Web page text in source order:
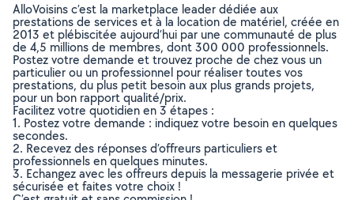
AlloVoisins c’est la marketplace leader dédiée aux
prestations de services et à la location de matériel, créée en
2013 et plébiscitée aujourd’hui par une communauté de plus
de 4,5 millions de membres, dont 300 000 professionnels.
Postez votre demande et trouvez proche de chez vous un
particulier ou un professionnel pour réaliser toutes vos
prestations, du plus petit besoin aux plus grands projets,
pour un bon rapport qualité/prix.
Facilitez votre quotidien en 3 étapes :
1. Postez votre demande : indiquez votre besoin en quelques
secondes.
2. Recevez des réponses d’offreurs particuliers et
professionnels en quelques minutes.
3. Echangez avec les offreurs depuis la messagerie privée et
sécurisée et faites votre choix !